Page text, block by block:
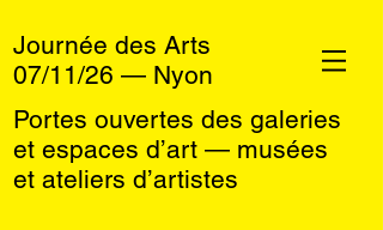
Journée des Arts
07/11/26 — Nyon
Portes ouvertes des galeries
et espaces d’art — musées
et ateliers d’artistes